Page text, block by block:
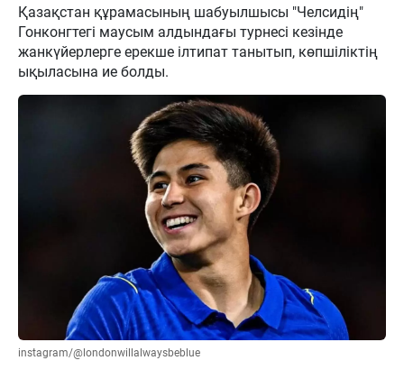
Қазақстан құрамасының шабуылшысы "Челсидің"
Гонконгтегі маусым алдындағы турнесі кезінде
жанкүйерлерге ерекше ілтипат танытып, көпшіліктің
ықыласына ие болды.
instagram/@londonwillalwaysbeblue